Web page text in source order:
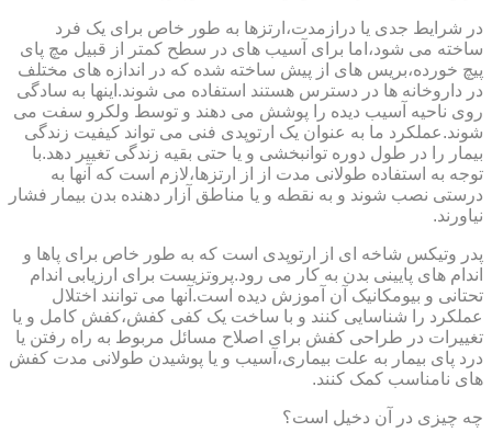
در شرایط جدی یا درازمدت،ارتزها به طور خاص برای یک فرد
ساخته می شود،اما برای آسیب های در سطح کمتر از قبیل مچ پای
پیچ خورده،بریس های از پیش ساخته شده که در اندازه های مختلف
در داروخانه ها در دسترس هستند استفاده می شوند.اینها به سادگی
روی ناحیه آسیب دیده را پوشش می دهند و توسط ولکرو سفت می
شوند.عملکرد ما به عنوان یک ارتوپدی فنی می تواند کیفیت زندگی
بیمار را در طول دوره توانبخشی و یا حتی بقیه زندگی تغییر دهد.با
توجه به استفاده طولانی مدت از از ارتزها،لازم است که آنها به
درستی نصب شوند و به نقطه و یا مناطق آزار دهنده بدن بیمار فشار
نیاورند.
پدر وتیکس شاخه ای از ارتوپدی است که به طور خاص برای پاها و
اندام های پایینی بدن به کار می رود.پروتزیست برای ارزیابی اندام
تحتانی و بیومکانیک آن آموزش دیده است.آنها می توانند اختلال
عملکرد را شناسایی کنند و با ساخت یک کفی کفش،کفش کامل و یا
تغییرات در طراحی کفش برای اصلاح مسائل مربوط به راه رفتن یا
درد پای بیمار به علت بیماری،آسیب و یا پوشیدن طولانی مدت کفش
های نامناسب کمک کنند.
چه چیزی در آن دخیل است؟